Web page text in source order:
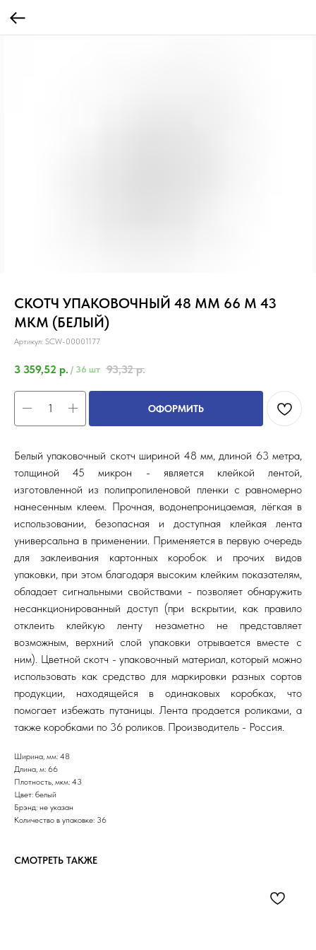
СКОТЧ УПАКОВОЧНЫЙ 48 ММ 66 М 43
МКМ (БЕЛЫЙ)
Артикул: SCW-00001177
3 359,52 р. / 36 шт 93,32 р.
ОФОРМИТЬ
Белый упаковочный скотч шириной 48 мм, длиной 63 метра,
толщиной 45 микрон - является клейкой лентой,
изготовленной из полипропиленовой пленки с равномерно
нанесенным клеем. Прочная, водонепроницаемая, лёгкая в
использовании, безопасная и доступная клейкая лента
универсальна в применении. Применяется в первую очередь
для заклеивания картонных коробок и прочих видов
упаковки, при этом благодаря высоким клейким показателям,
обладает сигнальными свойствами - позволяет обнаружить
несанкционированный доступ (при вскрытии, как правило
отклеить клейкую ленту незаметно не представляет
возможным, верхний слой упаковки отрывается вместе с
ним). Цветной скотч - упаковочный материал, который можно
использовать как средство для маркировки разных сортов
продукции, находящейся в одинаковых коробках, что
помогает избежать путаницы. Лента продается роликами, а
также коробками по 36 роликов. Производитель - Россия.
Ширина, мм: 48
Длина, м: 66
Плотность, мкм: 43
Цвет: белый
Брэнд: не указан
Количество в упаковке: 36
СМОТРЕТЬ ТАКЖЕ